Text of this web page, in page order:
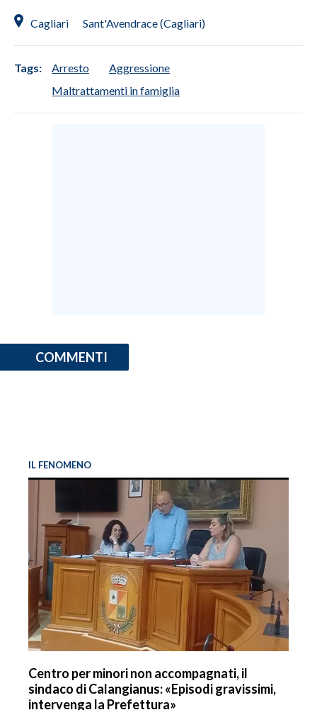
Cagliari Sant'Avendrace (Cagliari)
Tags: Arresto
Aggressione
Maltrattamenti in famiglia
COMMENTI
IL FENOMENO
Centro per minori non accompagnati, il
sindaco di Calangianus: «Episodi gravissimi,
intervenga la Prefettura»